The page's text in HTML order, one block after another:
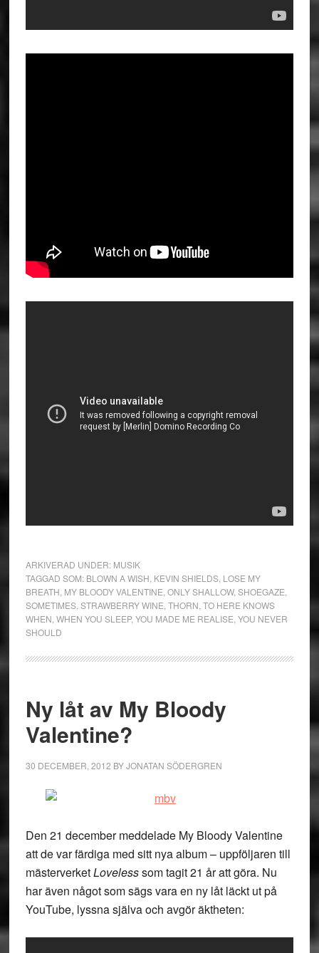
ARKIVERAD UNDER: MUSIK
TAGGAD SOM: BLOWN A WISH KEVIN SHIELDS, LOSE MY
BREATH MY BLOODY VALENTINE ONLY SHALLOW, SHOEGAZE
SOMETIMES, STRAWBERRY WINE THORN TO HERE KNOWS
WHEN WHEN YOU SLEEP, YOU MADE ME REALISE YOU NEVER
SHOULD
Ny låt av My Bloody
Valentine?
30 DECEMBER, 2012 BYJONATAN SÖDERGREN
Den 21 december meddelade My Bloody Valentine
att de var färdiga med sitt nya album – uppföljaren till
mästerverketLovelesssom tagit 21 år att göra. Nu
har även något som sägs vara en ny låt läckt ut på
YouTube, lyssna själva och avgör äktheten: